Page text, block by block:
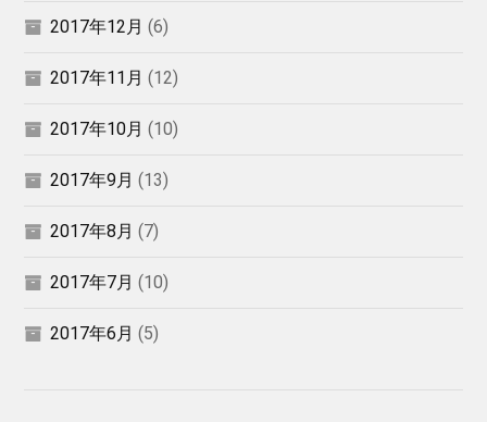
2017年12月 (6)
2017年11月 (12)
2017年10月 (10)
2017年9月 (13)
2017年8月 (7)
2017年7月 (10)
2017年6月 (5)